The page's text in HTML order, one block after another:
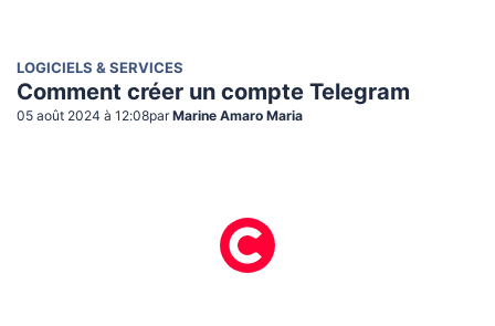
LOGICIELS & SERVICES
Comment créer un compte Telegram
05 août 2024 à 12:08par Marine Amaro Maria